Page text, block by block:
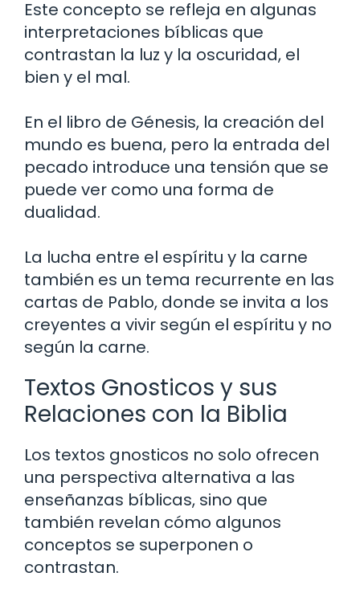
Este concepto se refleja en algunas
interpretaciones bíblicas que
contrastan la luz y la oscuridad, el
bien y el mal.
En el libro de Génesis, la creación del
mundo es buena, pero la entrada del
pecado introduce una tensión que se
puede ver como una forma de
dualidad.
La lucha entre el espíritu y la carne
también es un tema recurrente en las
cartas de Pablo, donde se invita a los
creyentes a vivir según el espíritu y no
según la carne.
Textos Gnosticos y sus
Relaciones con la Biblia
Los textos gnosticos no solo ofrecen
una perspectiva alternativa a las
enseñanzas bíblicas, sino que
también revelan cómo algunos
conceptos se superponen o
contrastan.